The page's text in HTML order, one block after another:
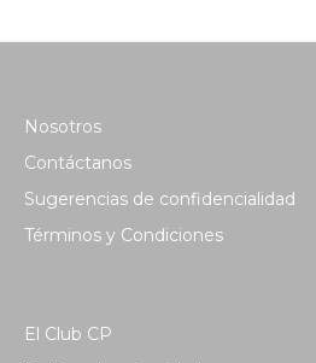
Nosotros
Contáctanos
Sugerencias de confidencialidad
Términos y Condiciones
El Club CP